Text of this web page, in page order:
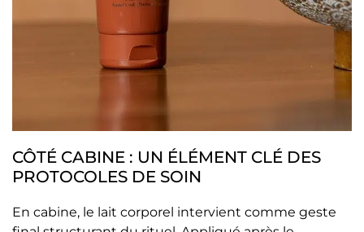
CÔTÉ CABINE : UN ÉLÉMENT CLÉ DES
PROTOCOLES DE SOIN
En cabine, le lait corporel intervient comme geste